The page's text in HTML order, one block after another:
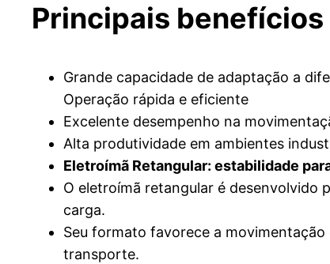
Principais benefícios
Grande capacidade de adaptação a
Operação rápida e eficiente
Excelente desempenho na
Alta produtividade em ambientes
Eletroímã Retangular: estabilidade
O eletroímã retangular é desenvolvido
carga.
Seu formato favorece a
transporte.